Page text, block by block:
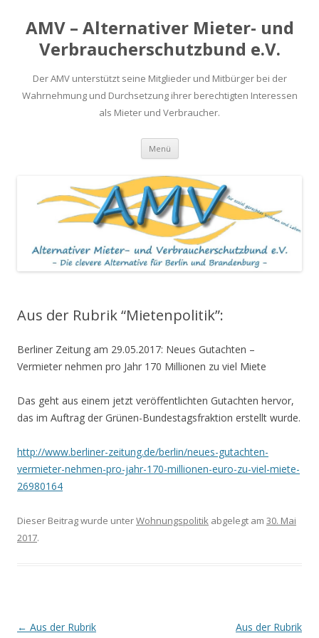
AMV – Alternativer Mieter- und
Verbraucherschutzbund e.V.
Der AMV unterstützt seine Mitglieder und Mitbürger bei der
Wahrnehmung und Durchsetzung ihrer berechtigten Interessen
als Mieter und Verbraucher.
Menü Springe
Inhalt
Aus der Rubrik “Mietenpolitik”:
Berliner Zeitung am 29.05.2017: Neues Gutachten –
Vermieter nehmen pro Jahr 170 Millionen zu viel Miete
Das geht aus einem jetzt veröffentlichten Gutachten hervor,
das im Auftrag der Grünen-Bundestagsfraktion erstellt wurde.
http://www.berliner-zeitung.de/berlin/neues-gutachten-
vermieter-nehmen-pro-jahr-170-millionen-euro-zu-viel-miete-
26980164
Dieser Beitrag wurde unterWohnungspolitik abgelegt am 30. Mai
2017.
Beitrags-
← Aus der Rubrik Aus der Rubrik